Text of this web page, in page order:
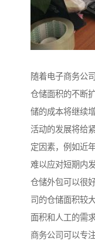
随着电子商务公
仓储面积的不断
储的成本将继续
活动的发展将给
定因素，例如近
难以应对短期内
仓储外包可以很
司的仓储面积较
面积和人工的需
商务公司可以专